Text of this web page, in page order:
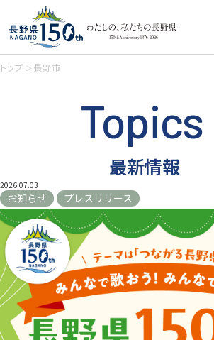
トップ 長野市
Topics
最新情報
2026.07.03
お知らせ プレスリリース